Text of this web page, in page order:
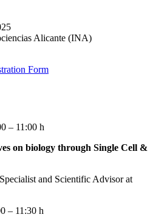
Alicante (INA)
Form
– 11:00 h
on biology through Single Cell &
and Scientific Advisor at
– 11:30 h